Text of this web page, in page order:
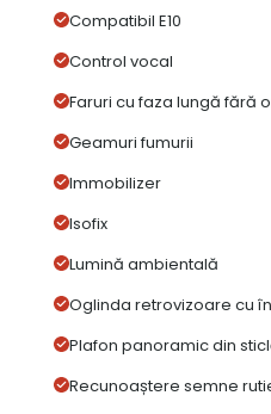
Compatibil E10
Control vocal
Faruri cu faza lungă fără
Geamuri fumurii
Immobilizer
Isofix
Lumină ambientală
Oglinda retrovizoare cu
Plafon panoramic din
Recunoaștere semne